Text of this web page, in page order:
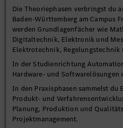
Die Theoriephasen verbringst du
Baden-Württemberg am Campus
werden Grundlagenfächer wie
Digitaltechnik, Elektronik und
Elektrotechnik,
In der Studienrichtung
Hardware- und Softwarelösungen
In den Praxisphasen sammelst du
Produkt- und
Planung, Produktion und
Projektmanagement.